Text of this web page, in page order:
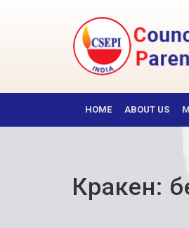
CSEPI
HOME ABOUT US
Кракен: